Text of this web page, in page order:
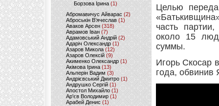
Борзова Ірина(1)
Абромавичус Айварас (2)
Аброськін В’ячеслав(1)
Аваков Арсен (318)
Аврамов Іван (7)
Адамовський Андрій(2)
Адаріч Олександр (1)
Азаров Микола (12)
Азаров Олексій (9)
Акименко Олександр(1)
Акімова Ірина(13)
Альперін Вадим (3)
Андрієвський Дмитро(1)
Андрушко Сергій(1)
Апостол Михайло(1)
Ар'єв Володимир (1)
Арабей Денис(1)
Целью
часть
около 15
суммы.
Игорь Скосар
года, обвинив